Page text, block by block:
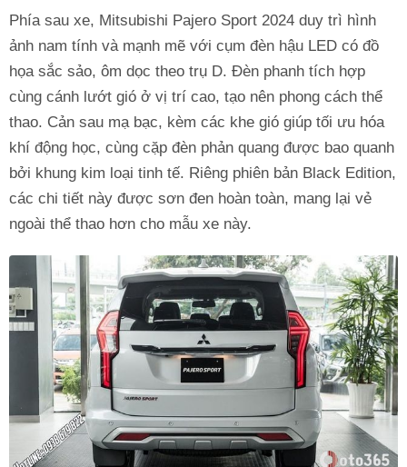
Phía sau xe, Mitsubishi Pajero Sport 2024 duy trì hình
ảnh nam tính và mạnh mẽ với cụm đèn hậu LED có đồ
họa sắc sảo, ôm dọc theo trụ D. Đèn phanh tích hợp
cùng cánh lướt gió ở vị trí cao, tạo nên phong cách thể
thao. Cản sau mạ bạc, kèm các khe gió giúp tối ưu hóa
khí động học, cùng cặp đèn phản quang được bao quanh
bởi khung kim loại tinh tế. Riêng phiên bản Black Edition,
các chi tiết này được sơn đen hoàn toàn, mang lại vẻ
ngoài thể thao hơn cho mẫu xe này.